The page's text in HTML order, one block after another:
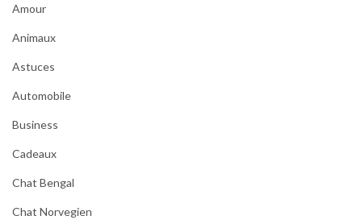
Amour
Animaux
Astuces
Automobile
Business
Cadeaux
Chat Bengal
Chat Norvegien